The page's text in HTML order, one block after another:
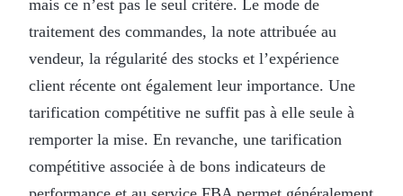
mais ce n’est pas le seul critère. Le mode de
traitement des commandes, la note attribuée au
vendeur, la régularité des stocks et l’expérience
client récente ont également leur importance. Une
tarification compétitive ne suffit pas à elle seule à
remporter la mise. En revanche, une tarification
compétitive associée à de bons indicateurs de